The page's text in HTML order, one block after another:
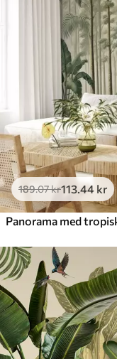
Premium
269.00 kr/
Premium vinyl
516 .67310.00kr/m²
Peel and Stick
666 .67400.00kr/
189.07kr113.44 kr
Panorama med